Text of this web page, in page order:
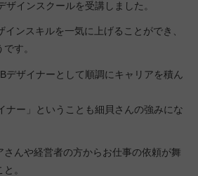
ザインスクールを受講しました。
ンスキルを一気に上げることができ、
す。
デザイナーとして順調にキャリアを積ん
ナー」ということも細貝さんの強みにな
んや経営者の方からお仕事の依頼が舞
。